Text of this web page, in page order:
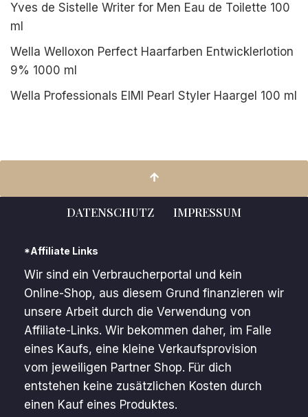
Yves de Sistelle Writer for Men Eau de Toilette 100
ml
Wella Welloxon Perfect Haarfarben Entwicklerlotion
9% 1000 ml
Wella Professionals EIMI Pearl Styler Haargel 100 ml
DATENSCHUTZ IMPRESSUM
*Affiliate Links
Wir sind ein Verbraucherportal und kein
Online-Shop, aus diesem Grund finanzieren wir
unsere Arbeit durch die Verwendung von
Affiliate-Links. Wir bekommen daher, im Falle
eines Kaufs, eine kleine Verkaufsprovision
vom jeweiligen Partner Shop. Für dich
entstehen keine zusätzlichen Kosten durch
einen Kauf eines Produktes.